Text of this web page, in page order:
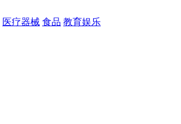
医疗器械 食品 教育娱乐